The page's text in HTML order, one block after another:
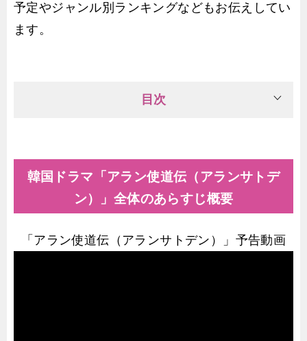
予定やジャンル別ランキングなどもお伝えしてい
ます。
目次
韓国ドラマ「アラン使道伝（アランサトデ
ン）」全体のあらすじ概要
「アラン使道伝（アランサトデン）」予告動画